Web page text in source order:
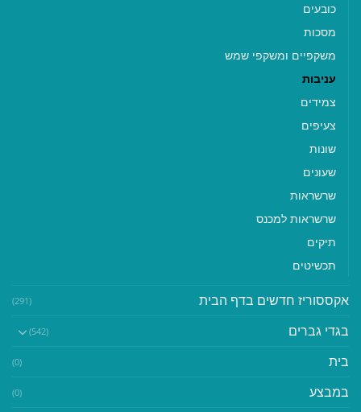
כובעים
מסכות
משקפיים ומשקפי שמש
עניבות
צמידים
צעיפים
שונות
שעונים
שרשראות
שרשראות למכנס
תיקים
תכשיטים
אקססוריז חדשים בדף הבית (291)
בגדי גברים (542)
בית (0)
במבצע (0)